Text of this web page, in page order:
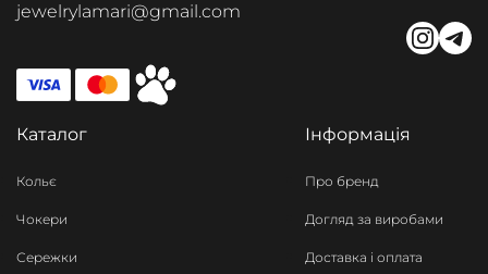
jewelrylamari@gmail.com
Каталог
Кольє
Чокери
Сережки
Інформація
Про бренд
Догляд за виробами
Доставка і оплата